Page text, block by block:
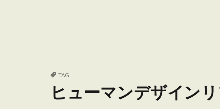
TAG
ヒューマンデザイン